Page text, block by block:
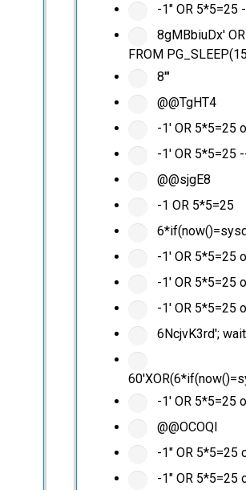
-1" OR 5*5=25
8gMBbiuDx'
FROM
8'"
@@TgHT4
-1' OR 5*5=25
-1' OR 5*5=25
@@sjgE8
-1 OR 5*5=25
-1' OR 5*5=25
-1' OR 5*5=25
-1' OR 5*5=25
6NcjvK3rd';
-1' OR 5*5=25
@@OCOQl
-1" OR 5*5=25
-1" OR 5*5=25